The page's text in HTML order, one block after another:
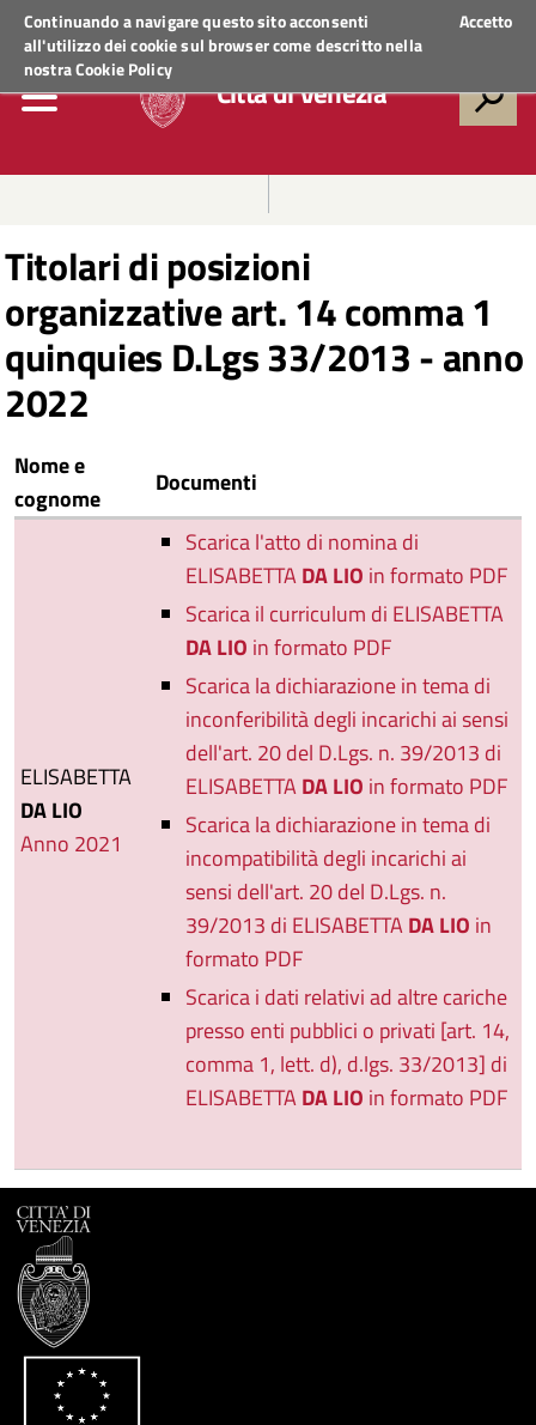
Continuando a navigare questo sito acconsenti
all'utilizzo dei cookie sul browser come descritto nella
nostraCookie Policy
Accetto
Regione VenetoACCEDI AI SERVIZI
Città di Venezia
Titolari di posizioni
organizzative art. 14 comma 1
quinquies D.Lgs 33/2013 - anno
2022
Nome e
cognome
Documenti
ELISABETTA
DA LIO
Anno 2021
Scarica l'atto di nomina di
ELISABETTADA LIO in formato PDF
Scarica il curriculum di ELISABETTA
DA LIO in formato PDF
Scarica la dichiarazione in tema di
inconferibilità degli incarichi ai sensi
dell'art. 20 del D.Lgs. n. 39/2013 di
ELISABETTADA LIO in formato PDF
Scarica la dichiarazione in tema di
incompatibilità degli incarichi ai
sensi dell'art. 20 del D.Lgs. n.
39/2013 di ELISABETTADA LIO in
formato PDF
Scarica i dati relativi ad altre cariche
presso enti pubblici o privati [art. 14,
comma 1, lett. d), d.lgs. 33/2013] di
ELISABETTADA LIO in formato PDF